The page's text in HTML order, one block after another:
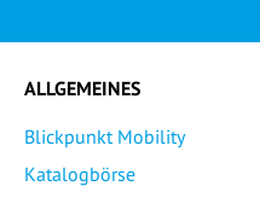
ALLGEMEINES
Blickpunkt Mobility
Katalogbörse